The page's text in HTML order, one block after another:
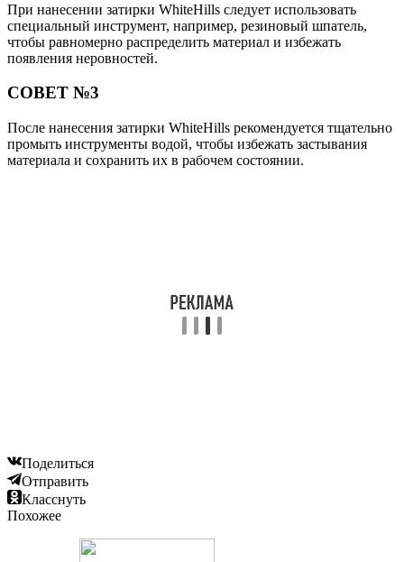
При нанесении затирки WhiteHills следует использовать
специальный инструмент, например, резиновый шпатель,
чтобы равномерно распределить материал и избежать
появления неровностей.
СОВЕТ №3
После нанесения затирки WhiteHills рекомендуется тщательно
промыть инструменты водой, чтобы избежать застывания
материала и сохранить их в рабочем состоянии.
Поделиться
Отправить
Класснуть
Похожее